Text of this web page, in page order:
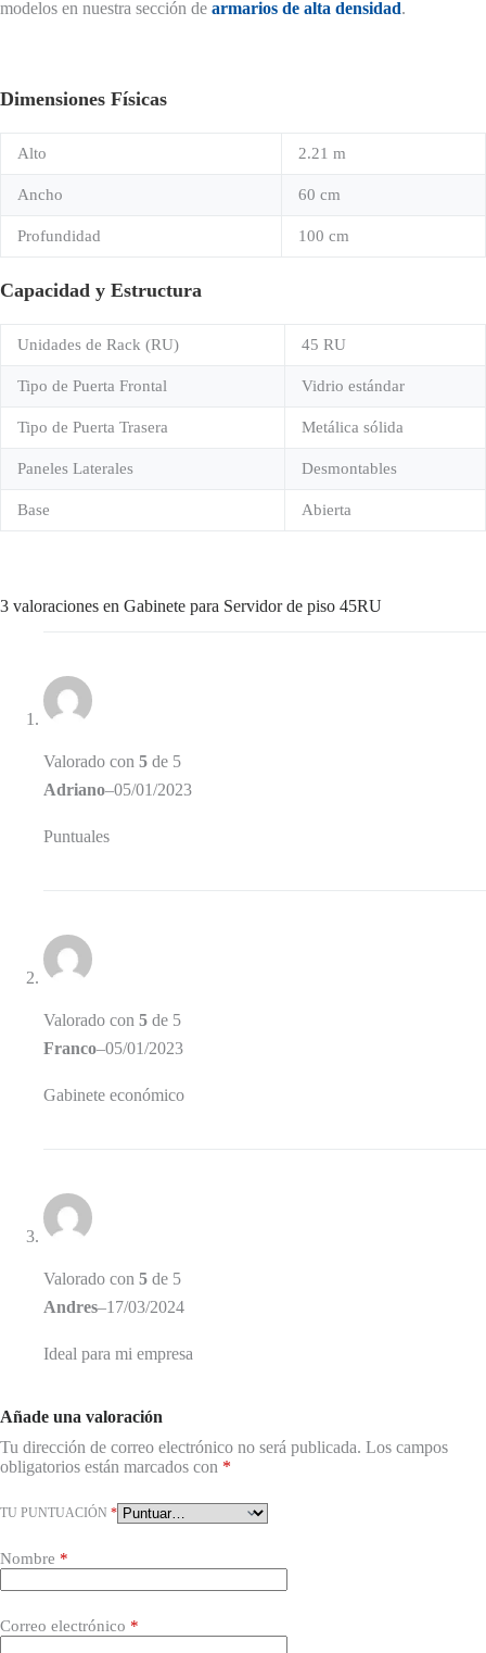
modelos en nuestra sección de armarios de alta densidad.
Dimensiones Físicas
Alto 2.21 m
Ancho 60 cm
Profundidad 100 cm
Capacidad y Estructura
Unidades de Rack (RU) 45 RU
Tipo de Puerta Frontal Vidrio estándar
Tipo de Puerta Trasera Metálica sólida
Paneles Laterales Desmontables
Base Abierta
3 valoraciones en Gabinete para Servidor de piso 45RU
Valorado con 5 de 5
Adriano–05/01/2023
Puntuales
Valorado con 5 de 5
Franco–05/01/2023
Gabinete económico
Valorado con 5 de 5
Andres–17/03/2024
Ideal para mi empresa
Añade una valoración
Tu dirección de correo electrónico no será publicada. Los campos
obligatorios están marcados con *
TU PUNTUACIÓN *
Nombre *
Correo electrónico *